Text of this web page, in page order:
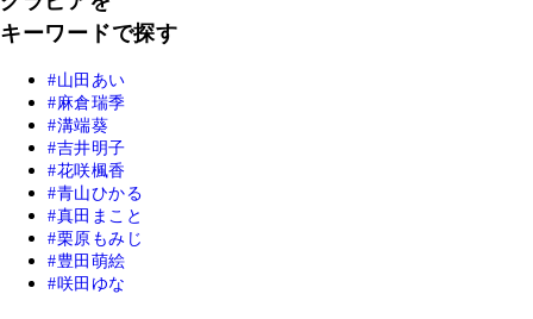
キーワードで探す
山田あい
麻倉瑞季
溝端葵
吉井明子
花咲楓香
青山ひかる
真田まこと
栗原もみじ
豊田萌絵
咲田ゆな